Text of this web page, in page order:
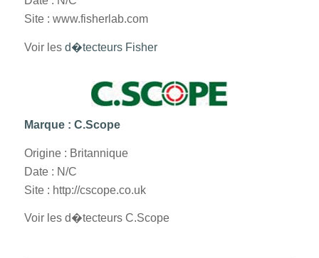
Site : www.fisherlab.com
Voir les d�tecteurs Fisher
Marque : C.Scope
Origine : Britannique
Date : N/C
Site : http://cscope.co.uk
Voir les d�tecteurs C.Scope